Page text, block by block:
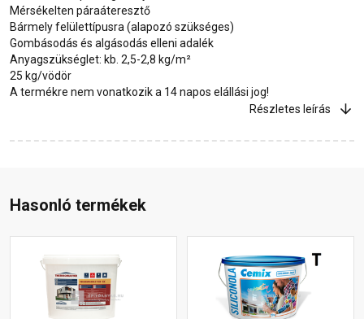
Mérsékelten páraáteresztő
Bármely felülettípusra (alapozó szükséges)
Gombásodás és algásodás elleni adalék
Anyagszükséglet: kb. 2,5-2,8 kg/m²
25 kg/vödör
A termékre nem vonatkozik a 14 napos elállási jog!
Részletes leírás
Hasonló termékek